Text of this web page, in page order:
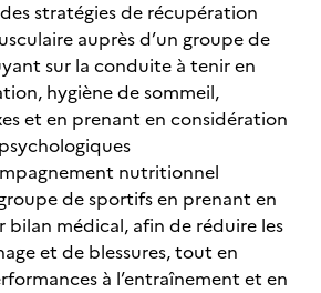
stratégies de récupération
auprès d’un groupe de
sur la conduite à tenir en
hygiène de sommeil,
et en prenant en considération
nutritionnel
de sportifs en prenant en
bilan médical, afin de réduire les
et de blessures, tout en
à l’entraînement et en